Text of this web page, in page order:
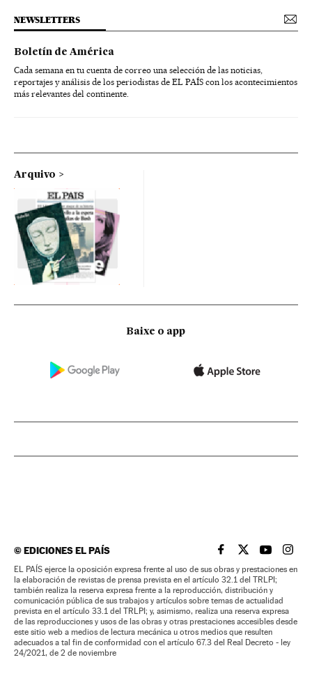
NEWSLETTERS
Boletín de América
Cada semana en tu cuenta de correo una selección de las noticias,
reportajes y análisis de los periodistas de EL PAÍS con los acontecimientos
más relevantes del continente.
Arquivo
Baixe o app
©EDICIONES EL PAÍS EL PAÍS BRASIL EN
EL PAÍSEL PAÍS
EL
EL PAÍS ejerce la oposición expresa frente al uso de sus obras y prestaciones en
la elaboración de revistas de prensa prevista en el artículo 32.1 del TRLPI;
también realiza la reserva expresa frente a la reproducción, distribución y
comunicación pública de sus trabajos y artículos sobre temas de actualidad
prevista en el artículo 33.1 del TRLPI; y, asimismo, realiza una reserva expresa
de las reproducciones y usos de las obras y otras prestaciones accesibles desde
este sitio web a medios de lectura mecánica u otros medios que resulten
adecuados a tal fin de conformidad con el artículo 67.3 del Real Decreto - ley
24/2021, de 2 de noviembre